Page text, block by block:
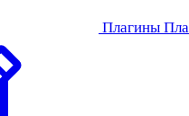
Плагины